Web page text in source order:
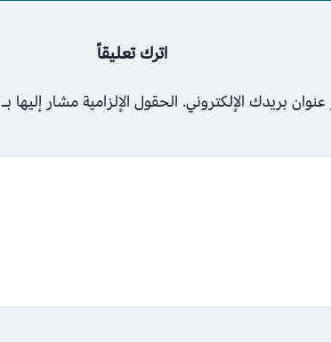
اترك تعليقاً
بريدك الإلكتروني. الحقول الإلزامية مشار إليها بـ